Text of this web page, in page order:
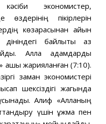
экономистер,
өздерінің пікірлерін
көзқарасынан айқын
байлықты аз
Алла адамдарды
ашық жарияланған (7:10).
заман экономистері
шексіздігі жагында
Алиф «Алланың
үшін ұжмақ пен